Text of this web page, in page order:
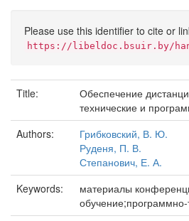
Please use this identifier to cite or
https://libeldoc.bsuir.by/
Title:
Обеспечение
технические и
Authors:
Грибковский, В. Ю.
Руденя, П. В.
Степанович, Е. А.
Keywords:
материалы
обучение;программно-